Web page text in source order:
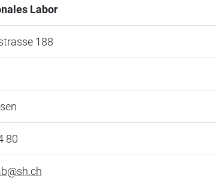
Labor
188
80